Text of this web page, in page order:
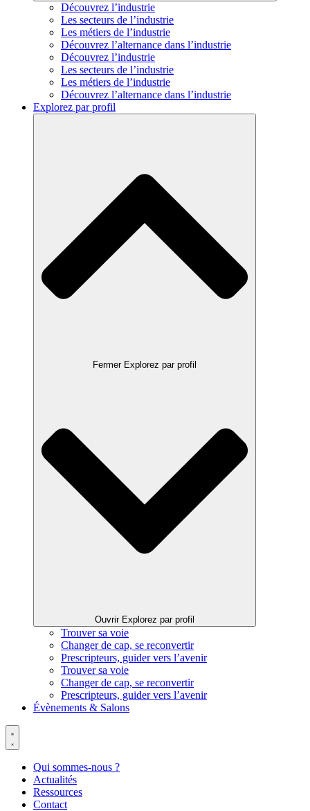
Découvrez l’industrie
Les secteurs de l’industrie
Les métiers de l’industrie
Découvrez l’alternance dans l’industrie
Découvrez l’industrie
Les secteurs de l’industrie
Les métiers de l’industrie
Découvrez l’alternance dans l’industrie
Explorez par profil
Fermer Explorez par profil
Ouvrir Explorez par profil
Trouver sa voie
Changer de cap, se reconvertir
Prescripteurs, guider vers l’avenir
Trouver sa voie
Changer de cap, se reconvertir
Prescripteurs, guider vers l’avenir
Évènements & Salons
Qui sommes-nous ?
Actualités
Ressources
Contact